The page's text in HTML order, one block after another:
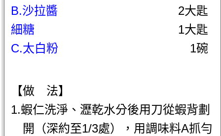
B.沙拉醬
2大匙
細糖
1大匙
C.太白粉
1碗
【做 法】
1.蝦仁洗淨、瀝乾水分後用刀從蝦背劃
開（深約至1/3處），用調味料A抓勻